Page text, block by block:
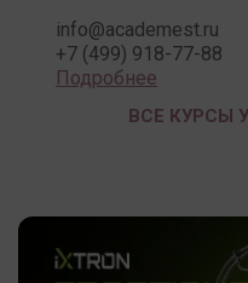
info@academest.ru
+7 (499) 918-77-88
Подробнее
ВСЕ КУРСЫ